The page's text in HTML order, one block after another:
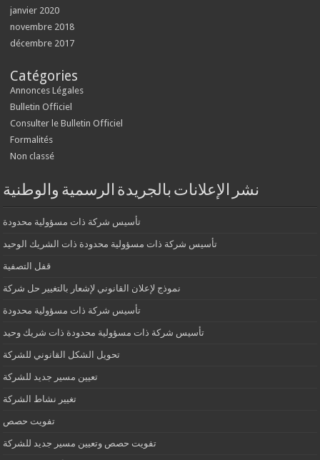
janvier 2020
novembre 2018
décembre 2017
Catégories
Annonces Légales
Bulletin Officiel
Consulter le Bulletin Officiel
Formalités
Non classé
نشر الإعلانات بالجريدة الرسمية والوطنية
تأسيس شركة ذات مسؤولية محدودة
تأسيس شركة ذات مسؤولية محدودة ذات الشريك الوحيد
قفل التصفية
نموذج لإعلان القانوني لإشعار بالتغيير حل شركة
تأسيس شركة ذات مسؤولية محدودة
تأسيس شركة ذات مسؤولية محدودة ذات شريك وحيد
تحويل الشكل القانوني للشركة
تعيين مسير جديد للشركة
تغيير نشاط الشركة
تفويت حصص
تفويت حصص وتعيين مسير جديد للشركة